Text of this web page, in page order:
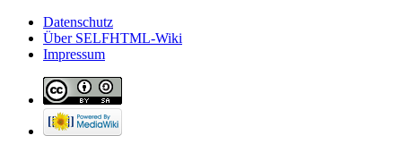
Datenschutz
Über SELFHTML-Wiki
Impressum